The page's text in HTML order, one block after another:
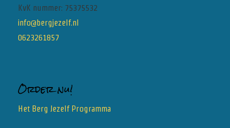
KvK nummer: 75375532
info@bergjezelf.nl
0623261857
Order nu!
Het Berg Jezelf Programma